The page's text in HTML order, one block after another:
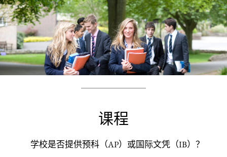
课程
学校是否提供预科（AP）或国际文凭（IB）？